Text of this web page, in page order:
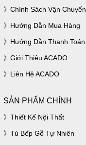
Chính Sách Vận Chuyển
Hướng Dẫn Mua Hàng
Hướng Dẫn Thanh Toán
Giới Thiệu ACADO
Liên Hệ ACADO
SẢN PHẨM CHÍNH
Thiết Kế Nội Thất
Tủ Bếp Gỗ Tự Nhiên